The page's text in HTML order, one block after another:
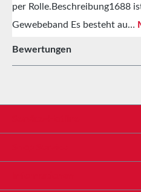
per Rolle.Beschreibung1688
Gewebeband Es besteht au…
Bewertungen